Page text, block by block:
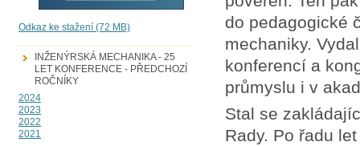
Odkaz ke stažení (72 MB)
INŽENÝRSKÁ MECHANIKA - 25
LET KONFERENCE - PŘEDCHOZÍ
ROČNÍKY
2024
2023
2022
2021
do pedagogické
mechaniky.
konferencí a
průmyslu i v
Stal se
Rady. Po řadu